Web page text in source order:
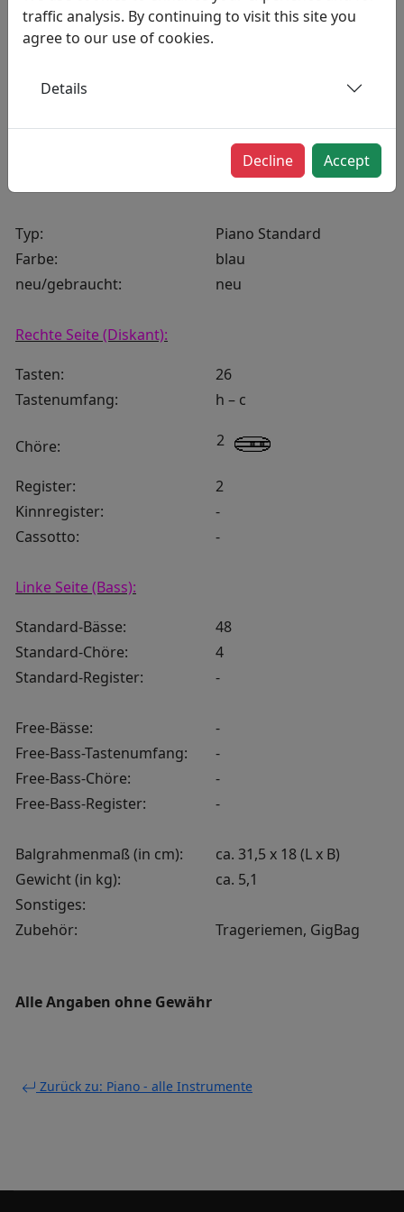
Typ:
Piano Standard
Farbe:
blau
neu/gebraucht:
neu
Rechte Seite (Diskant):
Tasten:
26
Tastenumfang:
h – c
Chöre: 2
Register:
2
Kinnregister:
-
Cassotto:
-
Linke Seite (Bass):
Standard-Bässe:
48
Standard-Chöre:
4
Standard-Register:
-
Free-Bässe:
-
Free-Bass-Tastenumfang:
-
Free-Bass-Chöre:
-
Free-Bass-Register:
-
Balgrahmenmaß (in cm):
ca. 31,5 x 18 (L x B)
Gewicht (in kg):
ca. 5,1
Sonstiges:
Zubehör:
Trageriemen, GigBag
Alle Angaben ohne Gewähr
Zurück zu: Piano - alle Instrumente
traffic analysis. By continuing to visit this site you
agree to our use of cookies.
Details
Decline Accept